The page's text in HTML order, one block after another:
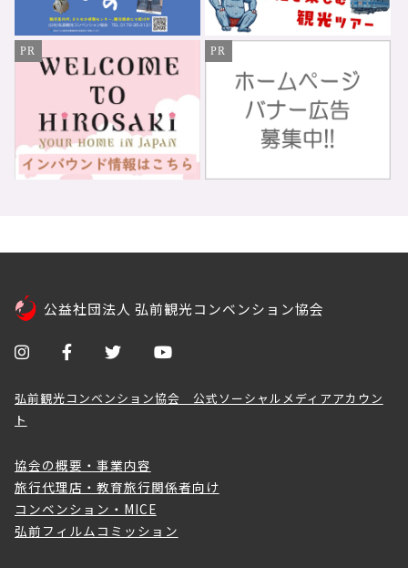
PR PR
公益社団法人 弘前観光コンベンション協会
弘前観光コンベンション協会 公式ソーシャルメディアアカウン
ト
協会の概要・事業内容
旅行代理店・教育旅行関係者向け
コンベンション・MICE
弘前フィルムコミッション